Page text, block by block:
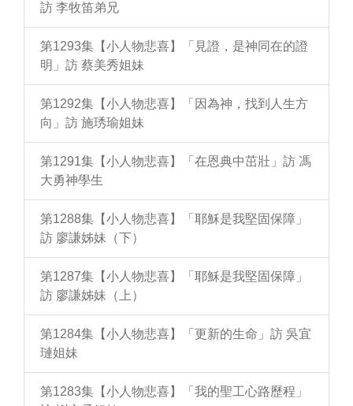
訪 李牧笛弟兄
第1293集【小人物悲喜】「見證，是神同在的證
明」訪 蔡美秀姐妹
第1292集【小人物悲喜】「因為神，找到人生方
向」訪 施琇瑜姐妹
第1291集【小人物悲喜】「在恩典中茁壯」訪 馮
大勇神學生
第1288集【小人物悲喜】「耶穌是我堅固保障」
訪 廖謙姊妹（下）
第1287集【小人物悲喜】「耶穌是我堅固保障」
訪 廖謙姊妹（上）
第1284集【小人物悲喜】「更新的生命」訪 吳宜
璉姐妹
第1283集【小人物悲喜】「我的聖工心路歷程」